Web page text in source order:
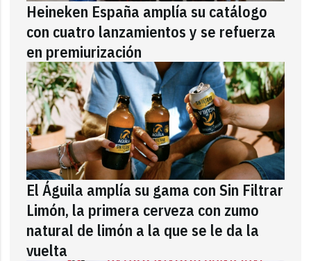
Heineken España amplía su catálogo
con cuatro lanzamientos y se refuerza
en premiurización
El Águila amplía su gama con Sin Filtrar
Limón, la primera cerveza con zumo
natural de limón a la que se le da la
vuelta